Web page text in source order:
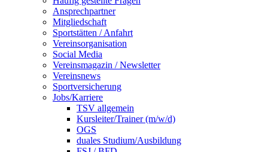
Ansprechpartner
Mitgliedschaft
Sportstätten / Anfahrt
Vereinsorganisation
Social Media
Vereinsmagazin / Newsletter
Vereinsnews
Sportversicherung
Jobs/Karriere
TSV allgemein
Kursleiter/Trainer (m/w/d)
OGS
duales Studium/Ausbildung